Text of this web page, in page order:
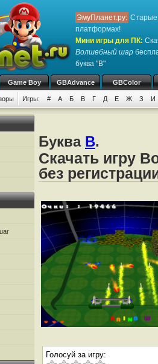
ЭмуПланет.ру: Старые
платформах!
Мини игры для ПК:
Волшебный шар
буква "В"
Game Boy GBAdvance GBColor
Игры: # А Б В Г Д Е Ж З И
Буква В.
Скачать игру
без
Голосуй за игру: